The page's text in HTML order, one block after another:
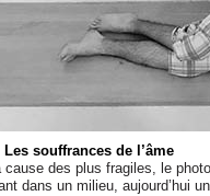
souffrances de l’âme
des plus fragiles, le
dans un milieu, aujourd’hui